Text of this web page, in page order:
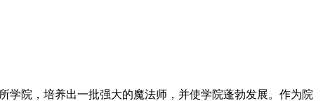
学院，培养出一批强大的魔法师，并使学院蓬勃发展。作为院